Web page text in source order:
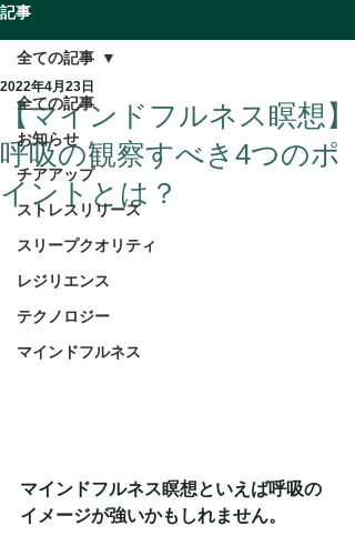
記事
全ての記事
お知らせ
チアアップ
ストレスリリース
スリープクオリティ
レジリエンス
テクノロジー
マインドフルネス
全ての記事
【マインドフルネス瞑想】
呼吸の観察すべき4つのポ
イントとは？
2022年4月23日
マインドフルネス瞑想といえば呼吸の
イメージが強いかもしれません。